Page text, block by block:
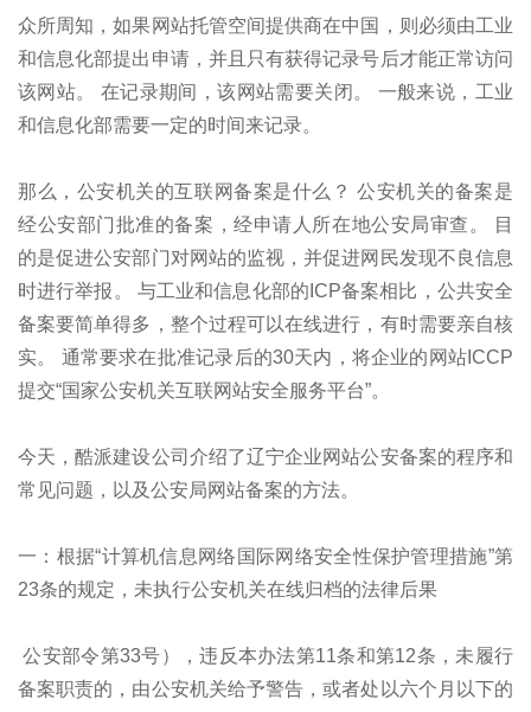
众所周知，如果网站托管空间提供商在中国，则必须由工业
和信息化部提出申请，并且只有获得记录号后才能正常访问
该网站。 在记录期间，该网站需要关闭。 一般来说，工业
和信息化部需要一定的时间来记录。
那么，公安机关的互联网备案是什么？ 公安机关的备案是
经公安部门批准的备案，经申请人所在地公安局审查。 目
的是促进公安部门对网站的监视，并促进网民发现不良信息
时进行举报。 与工业和信息化部的ICP备案相比，公共安全
备案要简单得多，整个过程可以在线进行，有时需要亲自核
实。 通常要求在批准记录后的30天内，将企业的网站ICCP
提交“国家公安机关互联网站安全服务平台”。
今天，酷派建设公司介绍了辽宁企业网站公安备案的程序和
常见问题，以及公安局网站备案的方法。
一：根据“计算机信息网络国际网络安全性保护管理措施”第
23条的规定，未执行公安机关在线归档的法律后果
公安部令第33号），违反本办法第11条和第12条，未履行
备案职责的，由公安机关给予警告，或者处以六个月以下的